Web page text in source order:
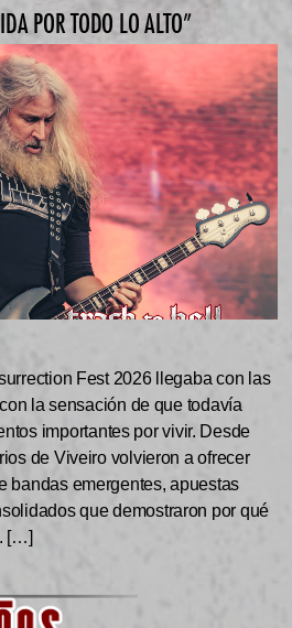
POR TODO LO ALTO”
Fest 2026 llegaba con las
la sensación de que todavía
importantes por vivir. Desde
de Viveiro volvieron a ofrecer
bandas emergentes, apuestas
que demostraron por qué
[…]